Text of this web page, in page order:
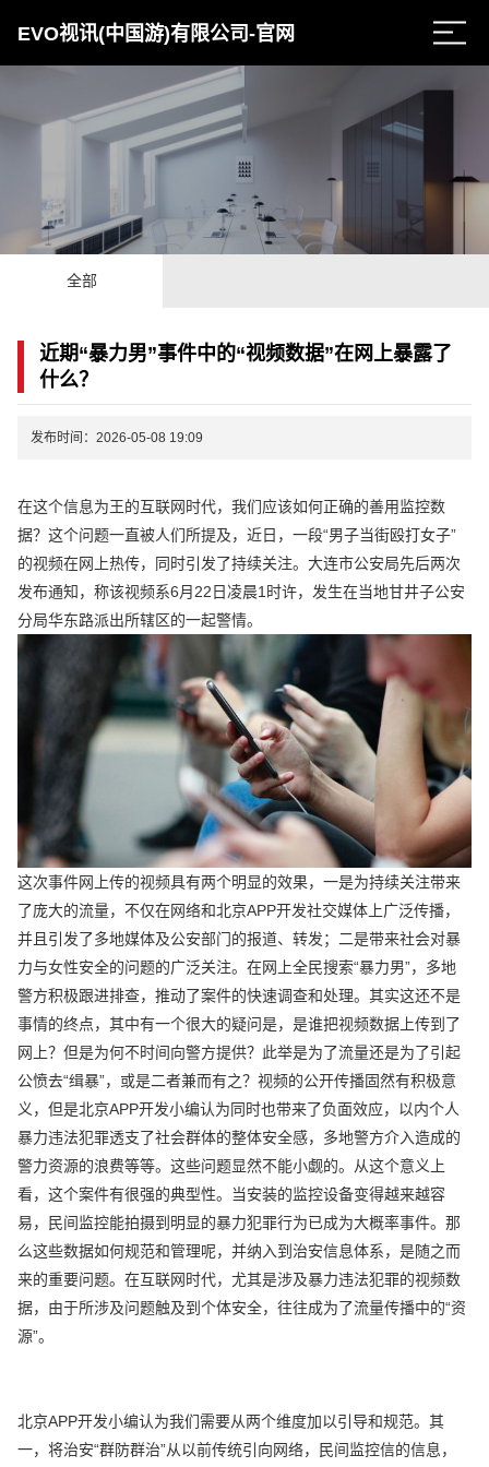
EVO视讯(中国游)有限公司-官网
全部
近期“暴力男”事件中的“视频数据”在网上暴露了
什么？
发布时间：2026-05-08 19:09
在这个信息为王的互联网时代，我们应该如何正确的善用监控数
据？这个问题一直被人们所提及，近日，一段“男子当街殴打女子”
的视频在网上热传，同时引发了持续关注。大连市公安局先后两次
发布通知，称该视频系6月22日凌晨1时许，发生在当地甘井子公安
分局华东路派出所辖区的一起警情。
这次事件网上传的视频具有两个明显的效果，一是为持续关注带来
了庞大的流量，不仅在网络和北京APP开发社交媒体上广泛传播，
并且引发了多地媒体及公安部门的报道、转发；二是带来社会对暴
力与女性安全的问题的广泛关注。在网上全民搜索“暴力男”，多地
警方积极跟进排查，推动了案件的快速调查和处理。其实这还不是
事情的终点，其中有一个很大的疑问是，是谁把视频数据上传到了
网上？但是为何不时间向警方提供？此举是为了流量还是为了引起
公愤去“缉暴”，或是二者兼而有之？视频的公开传播固然有积极意
义，但是北京APP开发小编认为同时也带来了负面效应，以内个人
暴力违法犯罪透支了社会群体的整体安全感，多地警方介入造成的
警力资源的浪费等等。这些问题显然不能小觑的。从这个意义上
看，这个案件有很强的典型性。当安装的监控设备变得越来越容
易，民间监控能拍摄到明显的暴力犯罪行为已成为大概率事件。那
么这些数据如何规范和管理呢，并纳入到治安信息体系，是随之而
来的重要问题。在互联网时代，尤其是涉及暴力违法犯罪的视频数
据，由于所涉及问题触及到个体安全，往往成为了流量传播中的“资
源”。
北京APP开发小编认为我们需要从两个维度加以引导和规范。其
一，将治安“群防群治”从以前传统引向网络，民间监控信的信息，